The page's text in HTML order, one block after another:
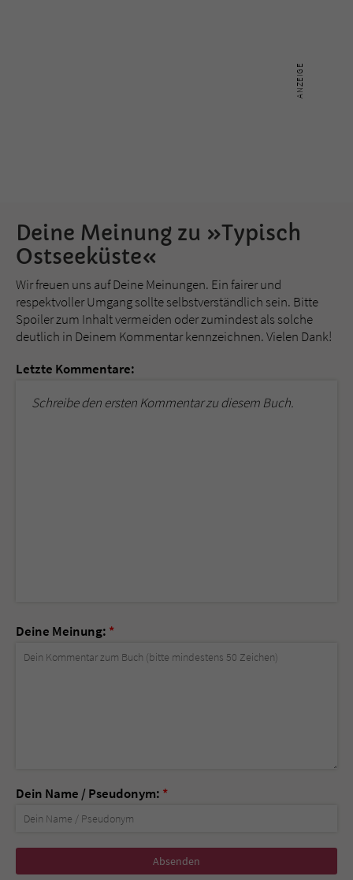
Deine Meinung zu »Typisch
Ostseeküste«
Wir freuen uns auf Deine Meinungen. Ein fairer und
respektvoller Umgang sollte selbstverständlich sein. Bitte
Spoiler zum Inhalt vermeiden oder zumindest als solche
deutlich in Deinem Kommentar kennzeichnen. Vielen Dank!
Letzte Kommentare:
Schreibe den ersten Kommentar zu diesem Buch.
Deine Meinung: *
Dein Name / Pseudonym: *
Nicht
ausfüllen!